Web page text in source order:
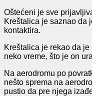
Oštećeni je sve
Kreštalica je saznao da
kontaktira.
Kreštalica je rekao da
neko vreme, što je on
Na aerodromu po
nešto sprema na
pustio da pre njega